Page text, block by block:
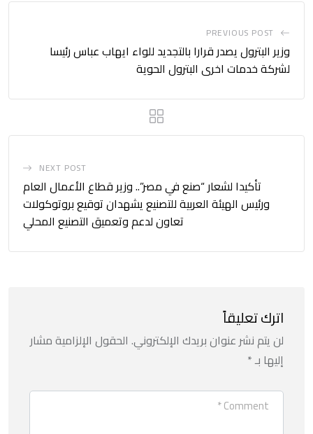
PREVIOUS POST
وزير البترول يصدر قرارا بالتجديد للواء ايهاب عباس رئيسا
لشركة خدمات اخرى البترول الحوية
NEXT POST
تأكيدا لشعار “صنع في مصر”.. وزير قطاع الأعمال العام
ورئيس الهيئة العربية للتصنيع يشهدان توقيع بروتوكولات
تعاون لدعم وتعميق التصنيع المحلي
اترك تعليقاً
لن يتم نشر عنوان بريدك الإلكتروني. الحقول الإلزامية مشار
إليها بـ*